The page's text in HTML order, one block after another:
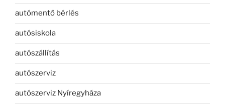
autómentő bérlés
autósiskola
autószállítás
autószerviz
autószerviz Nyíregyháza